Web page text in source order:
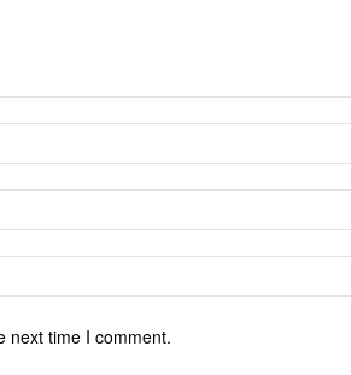
next time I comment.